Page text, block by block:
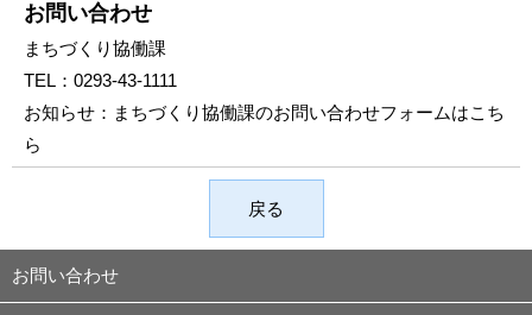
お問い合わせ
まちづくり協働課
TEL： 0293-43-1111
お知らせ： まちづくり協働課のお問い合わせフォームはこち
ら
戻る
お問い合わせ